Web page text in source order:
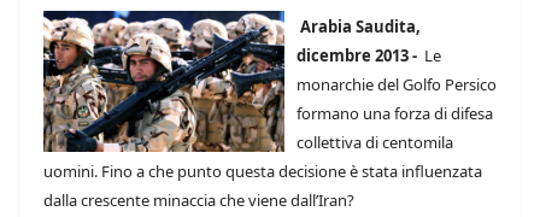
Arabia Saudita,
dicembre 2013 - Le
monarchie del Golfo Persico
formano una forza di difesa
collettiva di centomila
uomini. Fino a che punto questa decisione è stata influenzata
dalla crescente minaccia che viene dall’Iran?